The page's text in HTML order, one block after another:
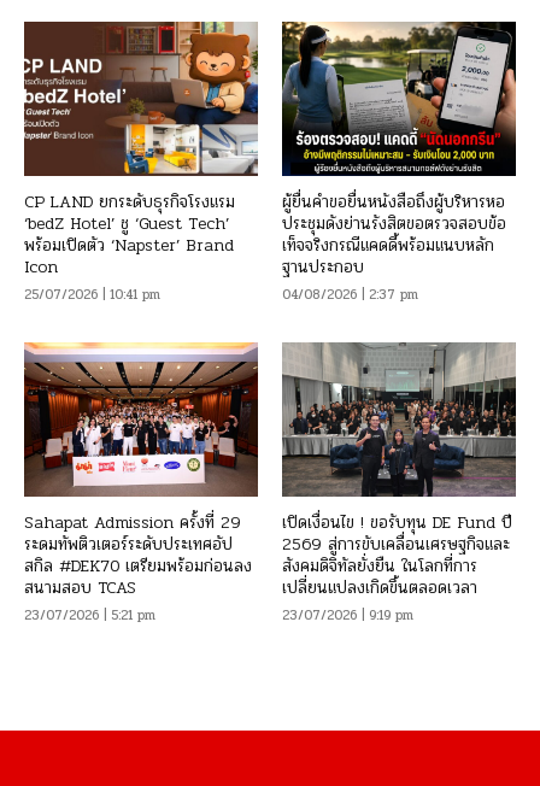
CP LAND ยกระดับธุรกิจโรงแรม
‘bedZ Hotel’ ชู ‘Guest Tech’
พร้อมเปิดตัว ‘Napster’ Brand
Icon
25/07/2026 | 10:41 pm
ผู้ยื่นคำขอยื่นหนังสือถึงผู้บริหารหอ
ประชุมดังย่านรังสิตขอตรวจสอบข้อ
เท็จจริงกรณีแคดดี้พร้อมแนบหลัก
ฐานประกอบ
04/08/2026 | 2:37 pm
Sahapat Admission ครั้งที่ 29
ระดมทัพติวเตอร์ระดับประเทศอัป
สกิล #DEK70 เตรียมพร้อมก่อนลง
สนามสอบ TCAS
23/07/2026 | 5:21 pm
เปิดเงื่อนไข ! ขอรับทุน DE Fund ปี
2569 สู่การขับเคลื่อนเศรษฐกิจและ
สังคมดิจิทัลยั่งยืน ในโลกที่การ
เปลี่ยนแปลงเกิดขึ้นตลอดเวลา
23/07/2026 | 9:19 pm